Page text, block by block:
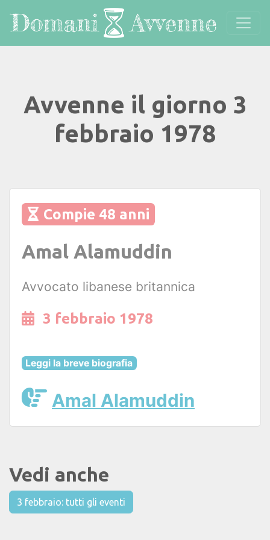
Avvenne il giorno 3
febbraio 1978
Compie 48 anni
Amal Alamuddin
Avvocato libanese britannica
3 febbraio 1978
Leggi la breve biografia
Amal Alamuddin
Vedi anche
3 febbraio: tutti gli eventi